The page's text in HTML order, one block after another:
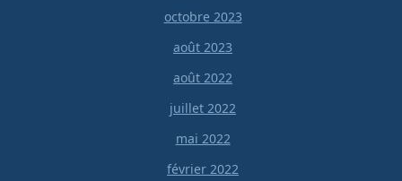
octobre 2023
août 2023
août 2022
juillet 2022
mai 2022
février 2022